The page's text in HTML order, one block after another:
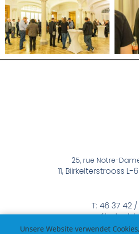
25, rue Notre-
11, Biirkelterstrooss
T: 46 37 42
méindes
Unsere Website verwendet